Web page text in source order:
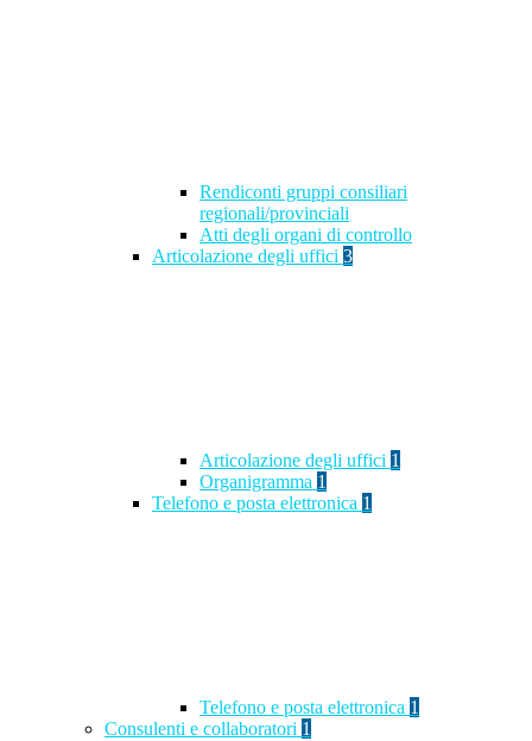
Rendiconti gruppi consiliari
regionali/provinciali
Atti degli organi di controllo
Articolazione degli uffici 3
Articolazione degli uffici 1
Organigramma 1
Telefono e posta elettronica 1
Telefono e posta elettronica 1
Consulenti e collaboratori 1